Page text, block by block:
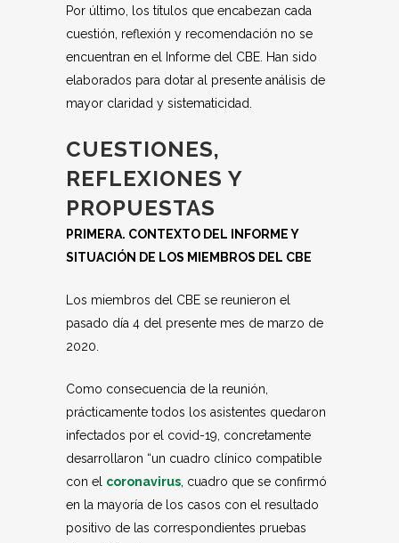
Por último, los títulos que encabezan cada
cuestión, reflexión y recomendación no se
encuentran en el Informe del CBE. Han sido
elaborados para dotar al presente análisis de
mayor claridad y sistematicidad.
CUESTIONES,
REFLEXIONES Y
PROPUESTAS
PRIMERA. CONTEXTO DEL INFORME Y
SITUACIÓN DE LOS MIEMBROS DEL CBE
Los miembros del CBE se reunieron el
pasado día 4 del presente mes de marzo de
2020.
Como consecuencia de la reunión,
prácticamente todos los asistentes quedaron
infectados por el covid-19, concretamente
desarrollaron “un cuadro clínico compatible
con el coronavirus , cuadro que se confirmó
en la mayoría de los casos con el resultado
positivo de las correspondientes pruebas